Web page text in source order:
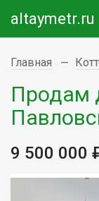
altaymetr.ru
Главная
Продам
9 500 000